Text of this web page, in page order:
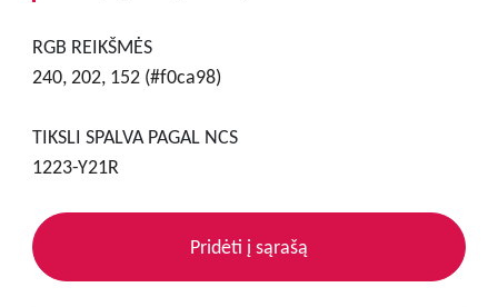
RGB REIKŠMĖS
240, 202, 152 (#f0ca98)
TIKSLI SPALVA PAGAL NCS
1223-Y21R
Pridėti į sąrašą